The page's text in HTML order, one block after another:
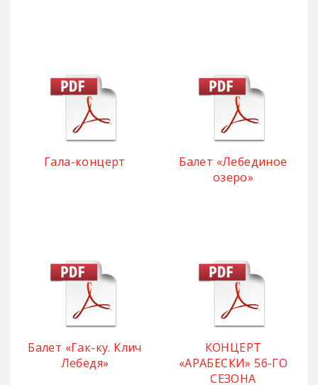
Гала-концерт
Балет «Лебединое
озеро»
Балет «Гак-ку. Клич
Лебедя»
КОНЦЕРТ
«АРАБЕСКИ» 56-ГО
СЕЗОНА